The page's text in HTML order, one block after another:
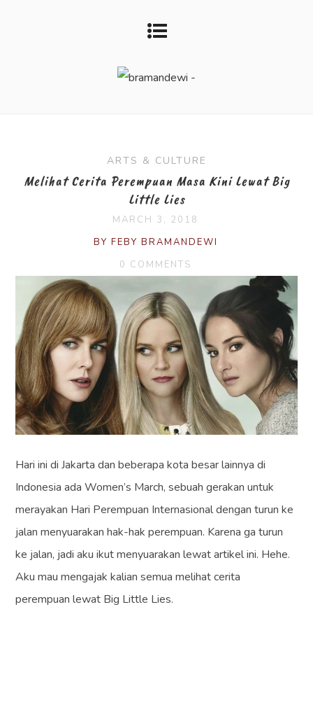
ARTS & CULTURE
Melihat Cerita Perempuan Masa Kini Lewat Big
Little Lies
MARCH 3, 2018
BY FEBY BRAMANDEWI
0 COMMENTS
Hari ini di Jakarta dan beberapa kota besar lainnya di
Indonesia ada Women’s March, sebuah gerakan untuk
merayakan Hari Perempuan Internasional dengan turun ke
jalan menyuarakan hak-hak perempuan. Karena ga turun
ke jalan, jadi aku ikut menyuarakan lewat artikel ini. Hehe.
Aku mau mengajak kalian semua melihat cerita
perempuan lewat Big Little Lies.